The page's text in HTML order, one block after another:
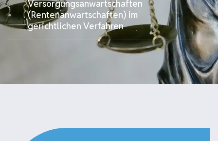
Versorgungsanwartschaften
(Rentenanwartschaften) im
gerichtlichen Verfahren